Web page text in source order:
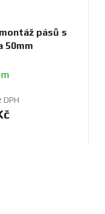
pásů s
50mm
DPH